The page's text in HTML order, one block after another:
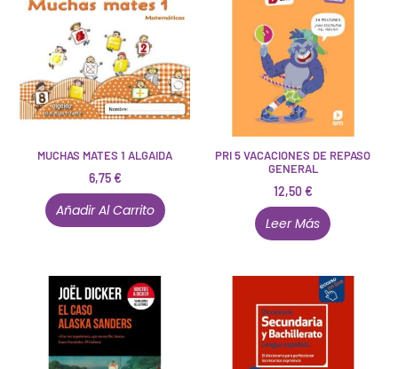
MUCHAS MATES 1 ALGAIDA
6,75€
Añadir Al Carrito
PRI 5 VACACIONES DE REPASO
GENERAL
12,50€
Leer Más